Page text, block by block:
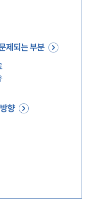
제되는 부분
향